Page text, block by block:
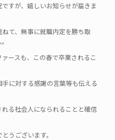
すが、嬉しいお知らせが届きま
て、無事に就職内定を勝ち取
ースも、この春で卒業されるこ
に対する感謝の言葉等も伝える
る社会人になられることと確信
うございます。